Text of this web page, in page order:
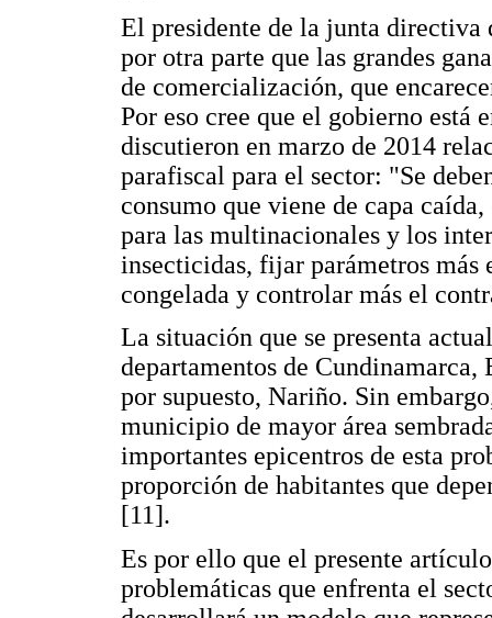
El presidente de la junta directiva
por otra parte que las grandes
de comercialización, que
Por eso cree que el gobierno está
discutieron en marzo de 2014
parafiscal para el sector: "Se
consumo que viene de capa
para las multinacionales y los
insecticidas, fijar parámetros más
congelada y controlar más el
La situación que se presenta
departamentos de
por supuesto, Nariño. Sin
municipio de mayor área
importantes epicentros de esta
proporción de habitantes que
[11].
Es por ello que el presente
problemáticas que enfrenta el